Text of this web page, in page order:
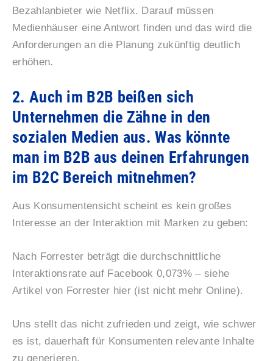
Bezahlanbieter wie Netflix. Darauf müssen
Medienhäuser eine Antwort finden und das wird die
Anforderungen an die Planung zukünftig deutlich
erhöhen.
2. Auch im B2B beißen sich
Unternehmen die Zähne in den
sozialen Medien aus. Was könnte
man im B2B aus deinen Erfahrungen
im B2C Bereich mitnehmen?
Aus Konsumentensicht scheint es kein großes
Interesse an der Interaktion mit Marken zu geben:
Nach Forrester beträgt die durchschnittliche
Interaktionsrate auf Facebook 0,073% – siehe
Artikel von Forrester hier (ist nicht mehr Online).
Uns stellt das nicht zufrieden und zeigt, wie schwer
es ist, dauerhaft für Konsumenten relevante Inhalte
zu generieren.